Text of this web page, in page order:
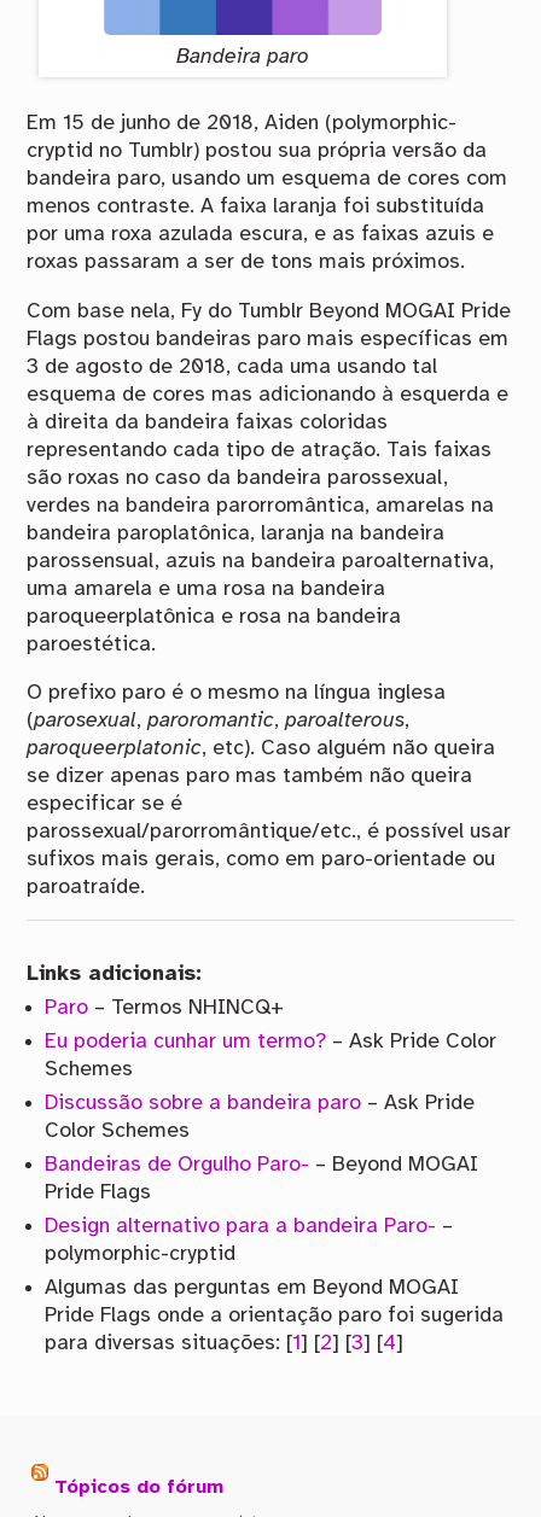
Bandeira paro
Em 15 de junho de 2018, Aiden (polymorphic-
cryptid no Tumblr) postou sua própria versão da
bandeira paro, usando um esquema de cores com
menos contraste. A faixa laranja foi substituída
por uma roxa azulada escura, e as faixas azuis e
roxas passaram a ser de tons mais próximos.
Com base nela, Fy do Tumblr Beyond MOGAI Pride
Flags postou bandeiras paro mais específicas em
3 de agosto de 2018, cada uma usando tal
esquema de cores mas adicionando à esquerda e
à direita da bandeira faixas coloridas
representando cada tipo de atração. Tais faixas
são roxas no caso da bandeira parossexual,
verdes na bandeira parorromântica, amarelas na
bandeira paroplatônica, laranja na bandeira
parossensual, azuis na bandeira paroalternativa,
uma amarela e uma rosa na bandeira
paroqueerplatônica e rosa na bandeira
paroestética.
O prefixo paro é o mesmo na língua inglesa
(parosexual,paroromantic,paroalterous,
paroqueerplatonic, etc). Caso alguém não queira
se dizer apenas paro mas também não queira
especificar se é
parossexual/parorromântique/etc., é possível usar
sufixos mais gerais, como em paro-orientade ou
paroatraíde.
Links adicionais:
Paro – Termos NHINCQ+
Eu poderia cunhar um termo? – Ask Pride Color
Schemes
Discussão sobre a bandeira paro – Ask Pride
Color Schemes
Bandeiras de Orgulho Paro- – Beyond MOGAI
Pride Flags
Design alternativo para a bandeira Paro- –
polymorphic-cryptid
Algumas das perguntas em Beyond MOGAI
Pride Flags onde a orientação paro foi sugerida
para diversas situações: [1 ] [2] [3] [4]
Tópicos do fórum